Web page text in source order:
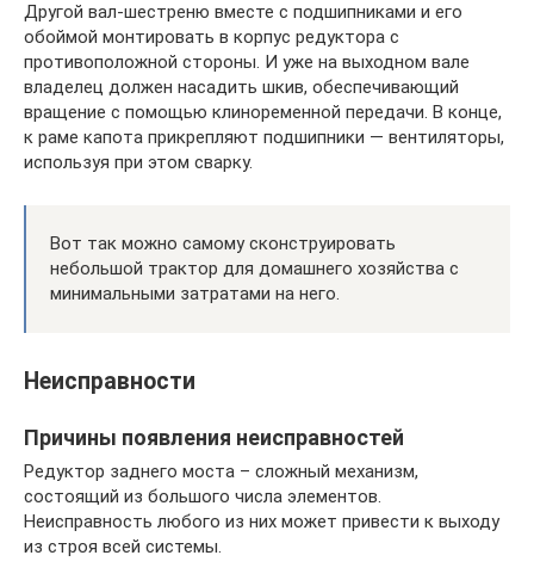
Другой вал-шестреню вместе с подшипниками и его
обоймой монтировать в корпус редуктора с
противоположной стороны. И уже на выходном вале
владелец должен насадить шкив, обеспечивающий
вращение с помощью клиноременной передачи. В конце,
к раме капота прикрепляют подшипники — вентиляторы,
используя при этом сварку.
Вот так можно самому сконструировать
небольшой трактор для домашнего хозяйства с
минимальными затратами на него.
Неисправности
Причины появления неисправностей
Редуктор заднего моста – сложный механизм,
состоящий из большого числа элементов.
Неисправность любого из них может привести к выходу
из строя всей системы.